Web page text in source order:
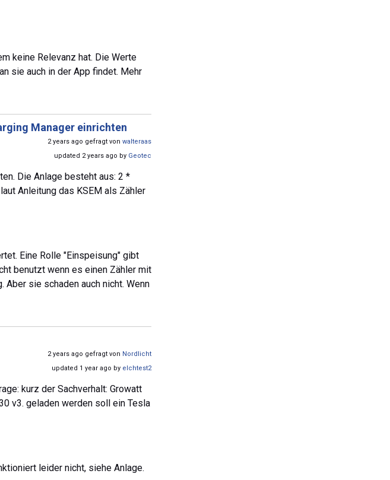
keine Relevanz hat. Die Werte
sie auch in der App findet. Mehr
Manager einrichten
2 years ago gefragt von walteraas
updated 2 years ago by Geotec
Die Anlage besteht aus: 2 *
Anleitung das KSEM als Zähler
Eine Rolle "Einspeisung" gibt
benutzt wenn es einen Zähler mit
sie schaden auch nicht. Wenn
2 years ago gefragt von Nordlicht
updated 1 year ago by elchtest2
kurz der Sachverhalt: Growatt
v3. geladen werden soll ein Tesla
leider nicht, siehe Anlage.